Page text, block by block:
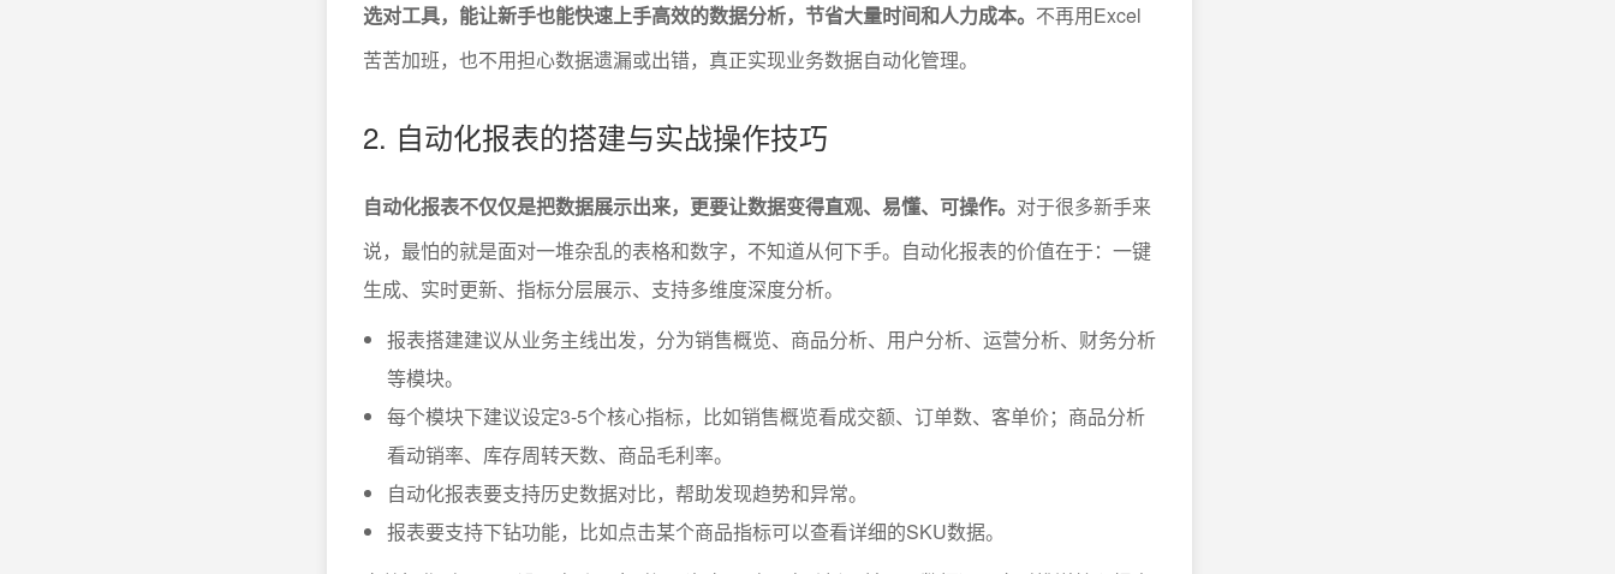
选对工具，能让新手也能快速上手高效的数据分析，节省大量时间和人力成本。 不再用Excel
苦苦加班，也不用担心数据遗漏或出错，真正实现业务数据自动化管理。
2. 自动化报表的搭建与实战操作技巧
自动化报表不仅仅是把数据展示出来，更要让数据变得直观、易懂、可操作。 对于很多新手来
说，最怕的就是面对一堆杂乱的表格和数字，不知道从何下手。自动化报表的价值在于：一键
生成、实时更新、指标分层展示、支持多维度深度分析。
报表搭建建议从业务主线出发，分为销售概览、商品分析、用户分析、运营分析、财务分析
等模块。
每个模块下建议设定3-5个核心指标，比如销售概览看成交额、订单数、客单价；商品分析
看动销率、库存周转天数、商品毛利率。
自动化报表要支持历史数据对比，帮助发现趋势和异常。
报表要支持下钻功能，比如点击某个商品指标可以查看详细的SKU数据。